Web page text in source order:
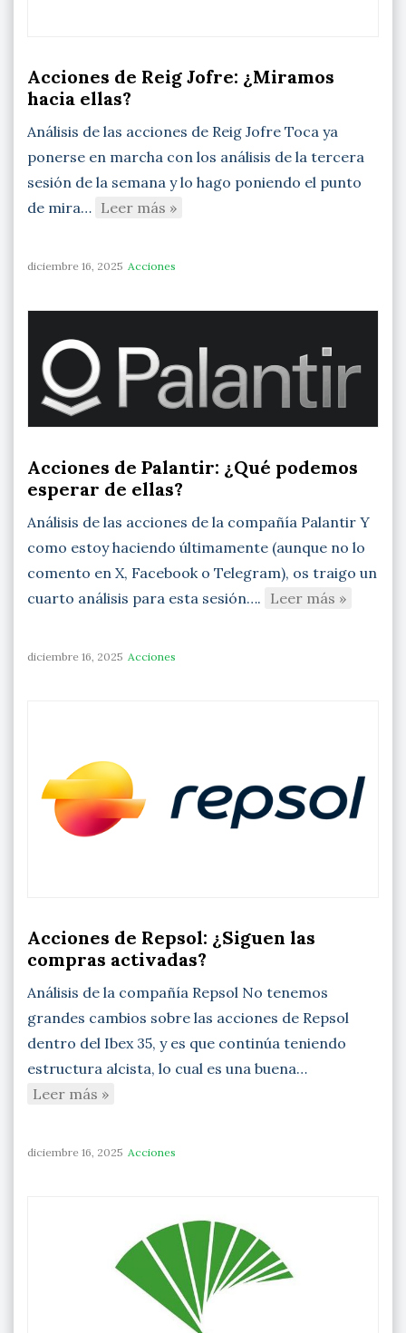
Acciones de Reig Jofre: ¿Miramos
hacia ellas?
Análisis de las acciones de Reig Jofre Toca ya
ponerse en marcha con los análisis de la tercera
sesión de la semana y lo hago poniendo el punto
de mira… Leer más »
diciembre 16, 2025 Acciones
Acciones de Palantir: ¿Qué podemos
esperar de ellas?
Análisis de las acciones de la compañía Palantir Y
como estoy haciendo últimamente (aunque no lo
comento en X, Facebook o Telegram), os traigo un
cuarto análisis para esta sesión…. Leer más »
diciembre 16, 2025 Acciones
Acciones de Repsol: ¿Siguen las
compras activadas?
Análisis de la compañía Repsol No tenemos
grandes cambios sobre las acciones de Repsol
dentro del Ibex 35, y es que continúa teniendo
estructura alcista, lo cual es una buena…
Leer más »
diciembre 16, 2025 Acciones